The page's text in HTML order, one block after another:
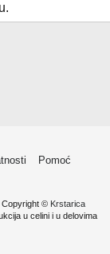
Pomoć
Copyright © Krstarica
u celini i u delovima